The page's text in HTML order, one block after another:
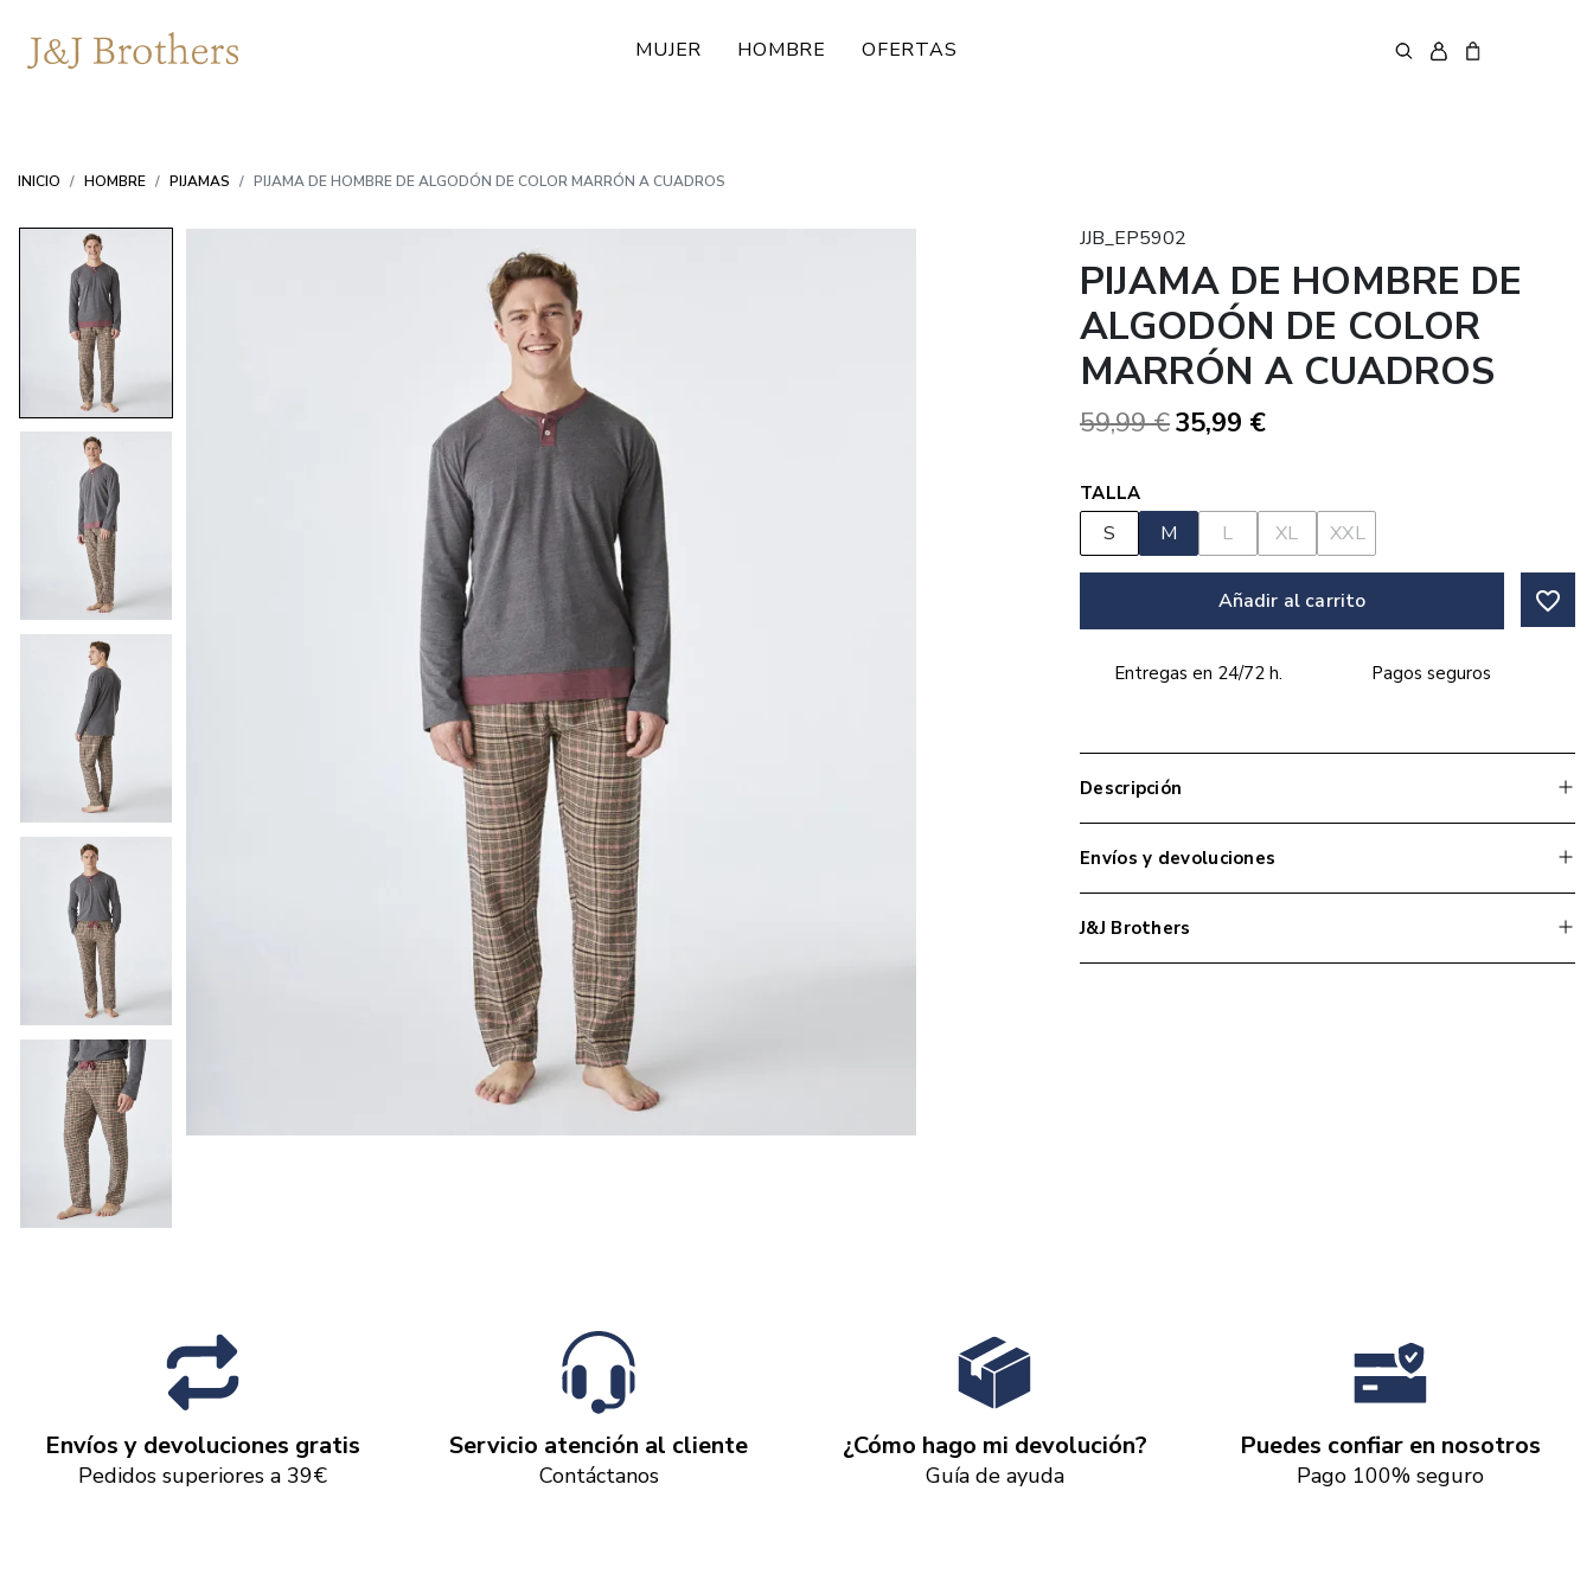
MUJER HOMBRE OFERTAS
INICIO HOMBRE PIJAMAS PIJAMA DE HOMBRE DE ALGODÓN DE COLOR MARRÓN A CUADROS
JJB_EP5902
PIJAMA DE HOMBRE DE
ALGODÓN DE COLOR
MARRÓN A CUADROS
59,99 €35,99 €
TALLA
S M L XL XXL
Añadir al carrito favorite_border
Entregas en 24/72 h. Pagos seguros
Descripción
Envíos y devoluciones
J&J Brothers
Envíos y devoluciones gratis
Pedidos superiores a 39€
Servicio atención al cliente
Contáctanos
¿Cómo hago mi devolución?
Guía de ayuda
Puedes confiar en nosotros
Pago 100% seguro